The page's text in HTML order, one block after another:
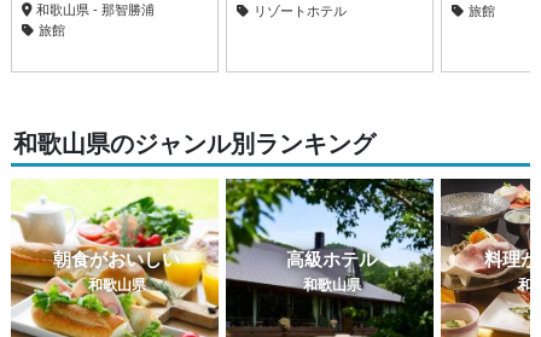
和歌山県 - 那智勝浦
旅館
リゾートホテル
旅館
和歌山県のジャンル別ランキング
朝食がおいしい
和歌山県
高級ホテル
和歌山県
料理
和